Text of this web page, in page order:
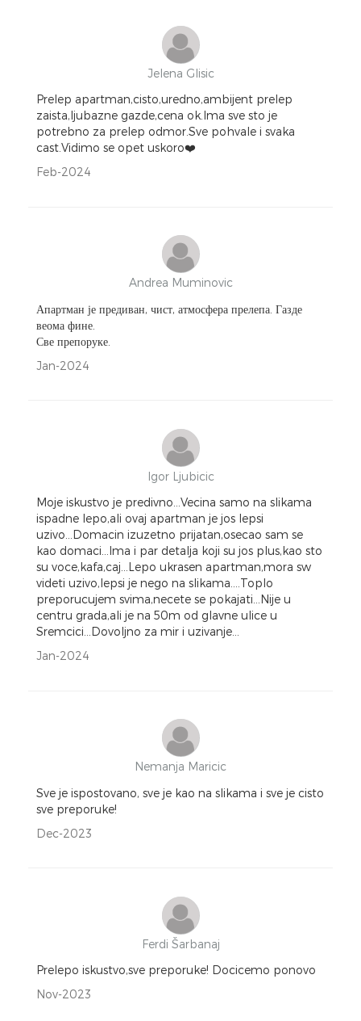
Jelena Glisic
Prelep apartman,cisto,uredno,ambijent prelep
zaista,ljubazne gazde,cena ok.Ima sve sto je
potrebno za prelep odmor.Sve pohvale i svaka
cast.Vidimo se opet uskoro❤️
Feb-2024
Andrea Muminovic
Апартман је предиван, чист, атмосфера прелепа. Газде
веома фине.
Све препоруке.
Jan-2024
Igor Ljubicic
Moje iskustvo je predivno...Vecina samo na slikama
ispadne lepo,ali ovaj apartman je jos lepsi
uzivo...Domacin izuzetno prijatan,osecao sam se
kao domaci...Ima i par detalja koji su jos plus,kao sto
su voce,kafa,caj...Lepo ukrasen apartman,mora sw
videti uzivo,lepsi je nego na slikama....Toplo
preporucujem svima,necete se pokajati...Nije u
centru grada,ali je na 50m od glavne ulice u
Sremcici...Dovoljno za mir i uzivanje...
Jan-2024
Nemanja Maricic
Sve je ispostovano, sve je kao na slikama i sve je cisto
sve preporuke!
Dec-2023
Ferdi Šarbanaj
Prelepo iskustvo,sve preporuke! Docicemo ponovo
Nov-2023